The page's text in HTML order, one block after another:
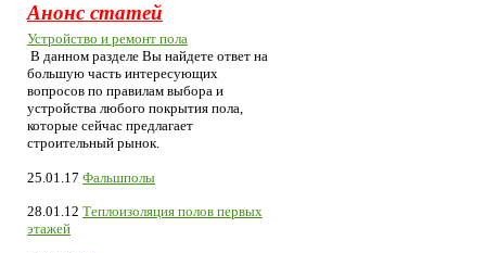
Анонс статей
Устройство и ремонт пола
В данном разделе Вы найдете ответ на
большую часть интересующих
вопросов по правилам выбора и
устройства любого покрытия пола,
которые сейчас предлагает
строительный рынок.
25.01.17 Фальшполы
28.01.12 Теплоизоляция полов первых
этажей